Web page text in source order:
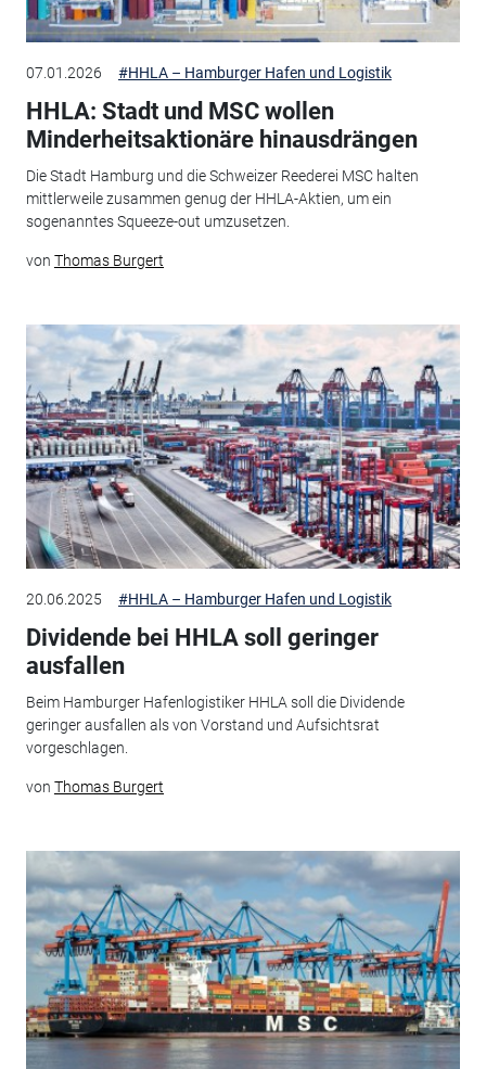
07.01.2026 #HHLA – Hamburger Hafen und Logistik
HHLA: Stadt und MSC wollen
Minderheitsaktionäre hinausdrängen
Die Stadt Hamburg und die Schweizer Reederei MSC halten
mittlerweile zusammen genug der HHLA-Aktien, um ein
sogenanntes Squeeze-out umzusetzen.
von Thomas Burgert
20.06.2025 #HHLA – Hamburger Hafen und Logistik
Dividende bei HHLA soll geringer
ausfallen
Beim Hamburger Hafenlogistiker HHLA soll die Dividende
geringer ausfallen als von Vorstand und Aufsichtsrat
vorgeschlagen.
von Thomas Burgert